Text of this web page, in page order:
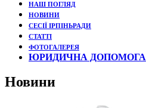
НАШ ПОГЛЯД
НОВИНИ
СЕСІЇ ІРПІНЬРАДИ
СТАТТІ
ФОТОГАЛЕРЕЯ
ЮРИДИЧНА ДОПОМОГА
Новини